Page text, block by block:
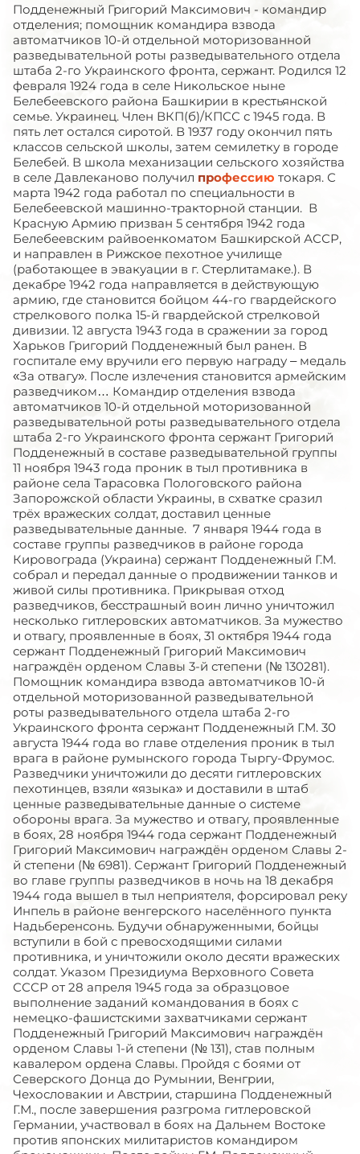
Подденежный Григорий Максимович - командир
отделения; помощник командира взвода
автоматчиков 10-й отдельной моторизованной
разведывательной роты разведывательного отдела
штаба 2-го Украинского фронта, сержант. Родился 12
февраля 1924 года в селе Никольское ныне
Белебеевского района Башкирии в крестьянской
семье. Украинец. Член ВКП(б)/КПСС с 1945 года. В
пять лет остался сиротой. В 1937 году окончил пять
классов сельской школы, затем семилетку в городе
Белебей. В школа механизации сельского хозяйства
в селе Давлеканово получил профессию токаря. С
марта 1942 года работал по специальности в
Белебеевской машинно-тракторной станции. В
Красную Армию призван 5 сентября 1942 года
Белебеевским райвоенкоматом Башкирской АССР,
и направлен в Рижское пехотное училище
(работающее в эвакуации в г. Стерлитамаке.). В
декабре 1942 года направляется в действующую
армию, где становится бойцом 44-го гвардейского
стрелкового полка 15-й гвардейской стрелковой
дивизии. 12 августа 1943 года в сражении за город
Харьков Григорий Подденежный был ранен. В
госпитале ему вручили его первую награду – медаль
«За отвагу». После излечения становится армейским
разведчиком… Командир отделения взвода
автоматчиков 10-й отдельной моторизованной
разведывательной роты разведывательного отдела
штаба 2-го Украинского фронта сержант Григорий
Подденежный в составе разведывательной группы
11 ноября 1943 года проник в тыл противника в
районе села Тарасовка Пологовского района
Запорожской области Украины, в схватке сразил
трёх вражеских солдат, доставил ценные
разведывательные данные. 7 января 1944 года в
составе группы разведчиков в районе города
Кировограда (Украина) сержант Подденежный Г.М.
собрал и передал данные о продвижении танков и
живой силы противника. Прикрывая отход
разведчиков, бесстрашный воин лично уничтожил
несколько гитлеровских автоматчиков. За мужество
и отвагу, проявленные в боях, 31 октября 1944 года
сержант Подденежный Григорий Максимович
награждён орденом Славы 3-й степени (№ 130281).
Помощник командира взвода автоматчиков 10-й
отдельной моторизованной разведывательной
роты разведывательного отдела штаба 2-го
Украинского фронта сержант Подденежный Г.М. 30
августа 1944 года во главе отделения проник в тыл
врага в районе румынского города Тыргу-Фрумос.
Разведчики уничтожили до десяти гитлеровских
пехотинцев, взяли «языка» и доставили в штаб
ценные разведывательные данные о системе
обороны врага. За мужество и отвагу, проявленные
в боях, 28 ноября 1944 года сержант Подденежный
Григорий Максимович награждён орденом Славы 2-
й степени (№ 6981). Сержант Григорий Подденежный
во главе группы разведчиков в ночь на 18 декабря
1944 года вышел в тыл неприятеля, форсировал реку
Инпель в районе венгерского населённого пункта
Надьберенсонь. Будучи обнаруженными, бойцы
вступили в бой с превосходящими силами
противника, и уничтожили около десяти вражеских
солдат. Указом Президиума Верховного Совета
СССР от 28 апреля 1945 года за образцовое
выполнение заданий командования в боях с
немецко-фашистскими захватчиками сержант
Подденежный Григорий Максимович награждён
орденом Славы 1-й степени (№ 131), став полным
кавалером ордена Славы. Пройдя с боями от
Северского Донца до Румынии, Венгрии,
Чехословакии и Австрии, старшина Подденежный
Г.М., после завершения разгрома гитлеровской
Германии, участвовал в боях на Дальнем Востоке
против японских милитаристов командиром